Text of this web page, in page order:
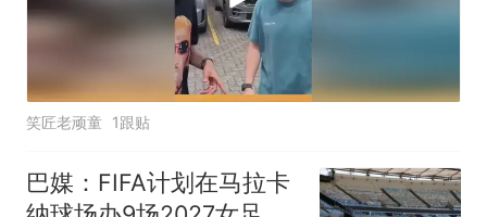
笑匠老顽童 1跟贴
巴媒：FIFA计划在马拉卡